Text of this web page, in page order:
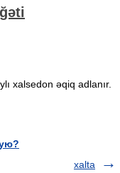
xalsedon əqiq adlanır.
xalta